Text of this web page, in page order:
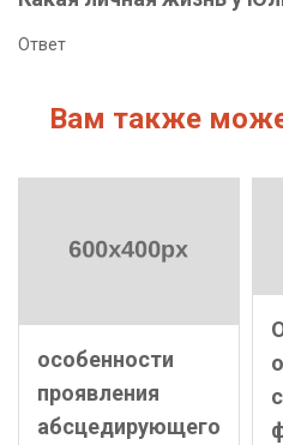
Ответ
Вам также
особенности
проявления
абсцедирующего